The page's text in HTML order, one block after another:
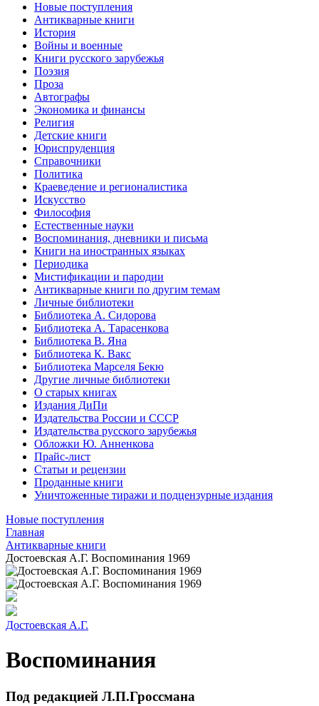
Новые поступления
Антикварные книги
История
Войны и военные
Книги русского зарубежья
Поэзия
Проза
Автографы
Экономика и финансы
Религия
Детские книги
Юриспруденция
Справочники
Политика
Краеведение и регионалистика
Искусство
Философия
Естественные науки
Воспоминания, дневники и письма
Книги на иностранных языках
Периодика
Мистификации и пародии
Антикварные книги по другим темам
Личные библиотеки
Библиотека А. Сидорова
Библиотека А. Тарасенкова
Библиотека В. Яна
Библиотека К. Вакс
Библиотека Марселя Бекю
Другие личные библиотеки
О старых книгах
Издания ДиПи
Издательства России и СССР
Издательства русского зарубежья
Обложки Ю. Анненкова
Прайс-лист
Статьи и рецензии
Проданные книги
Уничтоженные тиражи и подцензурные издания
Новые поступления
Главная
Антикварные книги
Достоевская А.Г. Воспоминания 1969
Достоевская А.Г.
Воспоминания
Под редакцией Л.П.Гроссмана